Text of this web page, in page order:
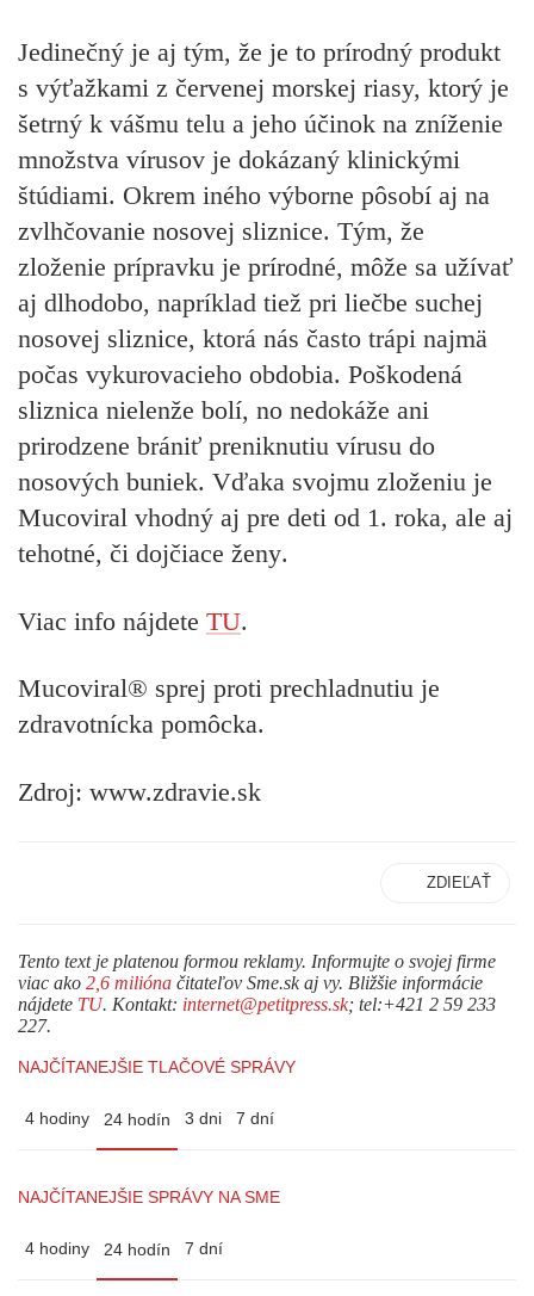
Jedinečný je aj tým, že je to prírodný produkt
s výťažkami z červenej morskej riasy, ktorý je
šetrný k vášmu telu a jeho účinok na zníženie
množstva vírusov je dokázaný klinickými
štúdiami. Okrem iného výborne pôsobí aj na
zvlhčovanie nosovej sliznice. Tým, že
zloženie prípravku je prírodné, môže sa užívať
aj dlhodobo, napríklad tiež pri liečbe suchej
nosovej sliznice, ktorá nás často trápi najmä
počas vykurovacieho obdobia. Poškodená
sliznica nielenže bolí, no nedokáže ani
prirodzene brániť preniknutiu vírusu do
nosových buniek. Vďaka svojmu zloženiu je
Mucoviral vhodný aj pre deti od 1. roka, ale aj
tehotné, či dojčiace ženy.
Viac info nájdete TU.
Mucoviral® sprej proti prechladnutiu je
zdravotnícka pomôcka.
Zdroj: www.zdravie.sk
ZDIEĽAŤ
Tento text je platenou formou reklamy. Informujte o svojej firme
viac ako 2,6 milióna čitateľov Sme.sk aj vy. Bližšie informácie
nájdete TU. Kontakt: internet@petitpress.sk; tel:+421 2 59 233
227.
NAJČÍTANEJŠIE TLAČOVÉ SPRÁVY
4 hodiny 24 hodín 3 dni 7 dní
NAJČÍTANEJŠIE SPRÁVY NA SME
4 hodiny 24 hodín 7 dní